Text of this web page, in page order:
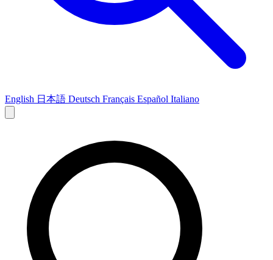
English 日本語 Deutsch Français Español Italiano